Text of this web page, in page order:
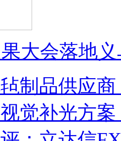
大会落地
制品供应
觉补光方